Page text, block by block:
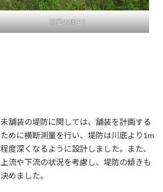
測量の様子2
未舗装の堤防に関しては、舗装を計画する
ために横断測量を行い、堤防は川底より1m
程度深くなるように設計しました。また、
上流や下流の状況を考慮し、堤防の傾きも
決めました。